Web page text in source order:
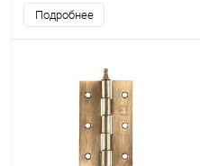
Подробнее